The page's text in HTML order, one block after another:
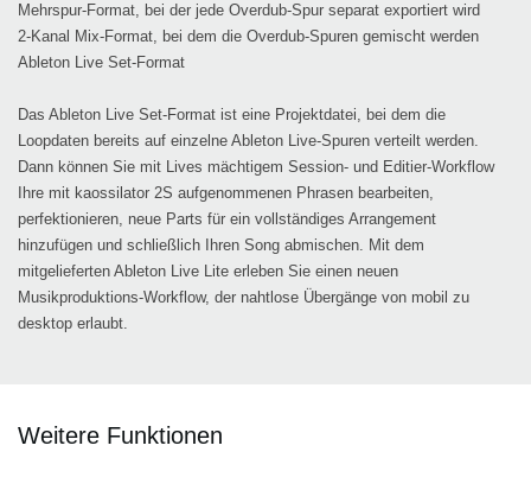
Mehrspur-Format, bei der jede Overdub-Spur separat exportiert wird
2-Kanal Mix-Format, bei dem die Overdub-Spuren gemischt werden
Ableton Live Set-Format
Das Ableton Live Set-Format ist eine Projektdatei, bei dem die
Loopdaten bereits auf einzelne Ableton Live-Spuren verteilt werden.
Dann können Sie mit Lives mächtigem Session- und Editier-Workflow
Ihre mit kaossilator 2S aufgenommenen Phrasen bearbeiten,
perfektionieren, neue Parts für ein vollständiges Arrangement
hinzufügen und schließlich Ihren Song abmischen. Mit dem
mitgelieferten Ableton Live Lite erleben Sie einen neuen
Musikproduktions-Workflow, der nahtlose Übergänge von mobil zu
desktop erlaubt.
Weitere Funktionen